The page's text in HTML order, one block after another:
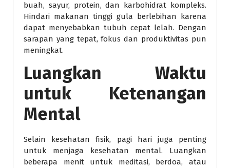
buah, sayur, protein, dan karbohidrat kompleks.
Hindari makanan tinggi gula berlebihan karena
dapat menyebabkan tubuh cepat lelah. Dengan
sarapan yang tepat, fokus dan produktivitas pun
meningkat.
Luangkan Waktu
untuk Ketenangan
Mental
Selain kesehatan fisik, pagi hari juga penting
untuk menjaga kesehatan mental. Luangkan
beberapa menit untuk meditasi, berdoa, atau